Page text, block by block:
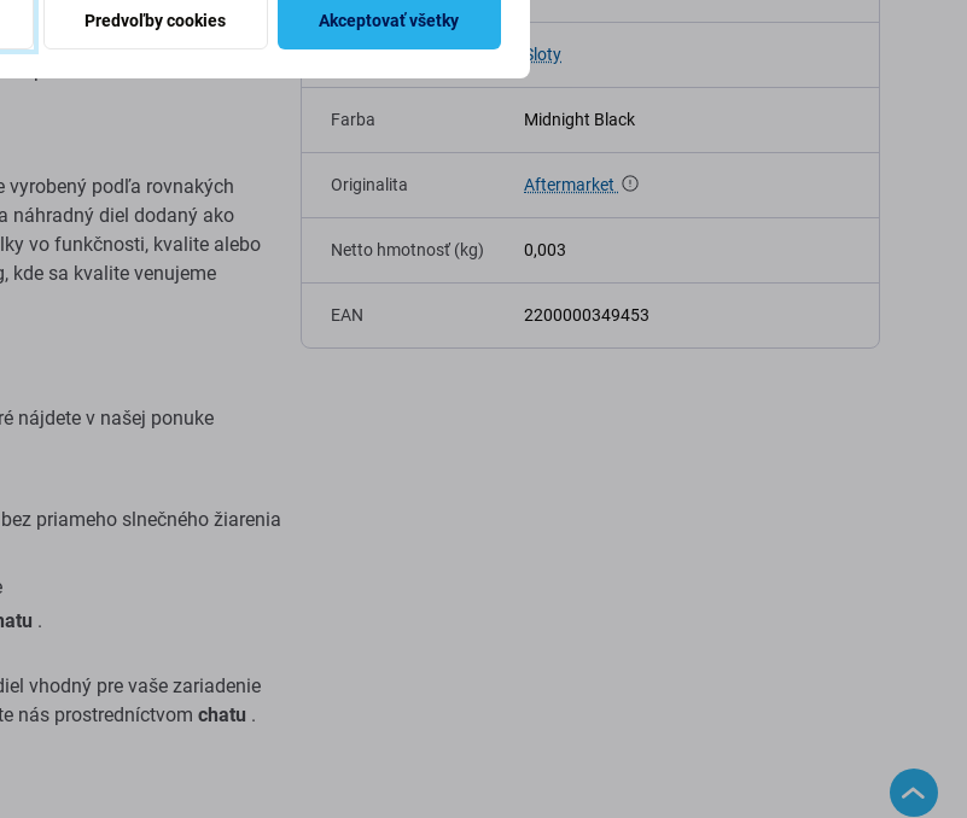
Samsung Galaxy S9 G960F ,
poškodenia.
vyrobený podľa rovnakých
náhradný diel dodaný ako
vo funkčnosti, kvalite alebo
kde sa kvalite venujeme
nájdete v našej ponuke
priameho slnečného žiarenia
.
vhodný pre vaše zariadenie
nás prostredníctvom chatu .
Kategória Sloty
Farba Midnight Black
Originalita Aftermarket
Netto hmotnosť (kg) 0,003
EAN 2200000349453
Predvoľby cookies Akceptovať všetky